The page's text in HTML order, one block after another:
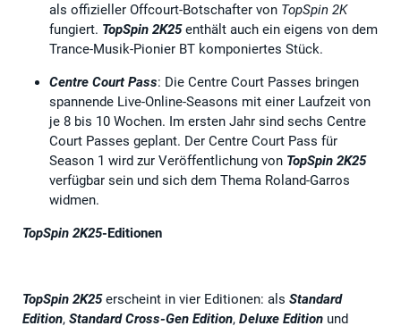
als offizieller Offcourt-Botschafter von TopSpin 2K
fungiert. TopSpin 2K25enthält auch ein eigens von dem
Trance-Musik-Pionier BT komponiertes Stück.
Centre Court Pass: Die Centre Court Passes bringen
spannende Live-Online-Seasons mit einer Laufzeit von
je 8 bis 10 Wochen. Im ersten Jahr sind sechs Centre
Court Passes geplant. Der Centre Court Pass für
Season 1 wird zur Veröffentlichung von TopSpin 2K25
verfügbar sein und sich dem Thema Roland-Garros
widmen.
TopSpin 2K25-Editionen
TopSpin 2K25erscheint in vier Editionen: als Standard
Edition, Standard Cross-Gen Edition, Deluxe Edition und